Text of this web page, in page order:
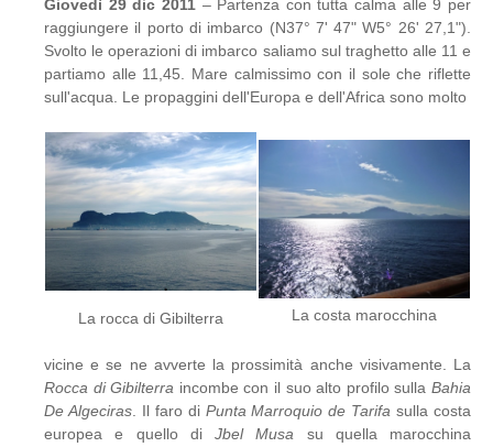
Giovedì 29 dic 2011– Partenza con tutta calma alle 9 per
raggiungere il porto di imbarco (N37° 7' 47" W5° 26' 27,1").
Svolto le operazioni di imbarco saliamo sul traghetto alle 11 e
partiamo alle 11,45. Mare calmissimo con il sole che riflette
sull'acqua. Le propaggini dell'Europa e dell'Africa sono molto
La rocca di Gibilterra La costa marocchina
vicine e se ne avverte la prossimità anche visivamente. La
Rocca di Gibilterra incombe con il suo alto profilo sullaBahia
De Algeciras. Il faro di Punta Marroquio de Tarifa sulla costa
europea e quello di Jbel Musa su quella marocchina